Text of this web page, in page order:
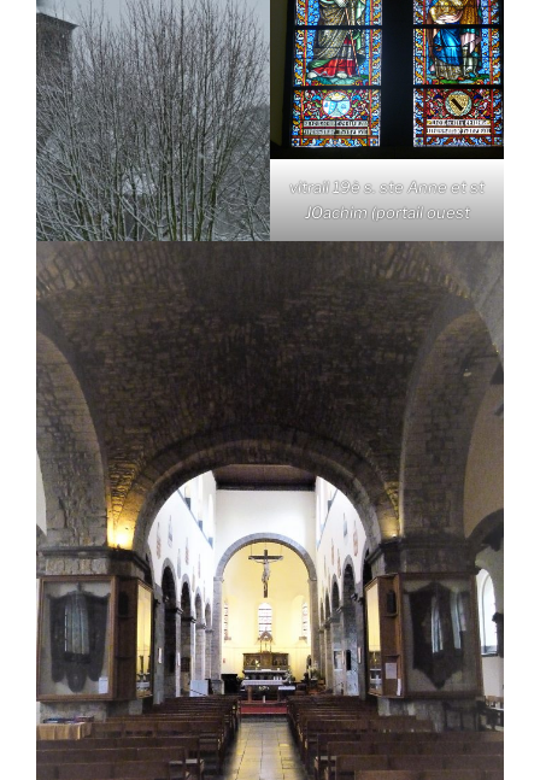
vitrail 19è s. ste Anne et st
JOachim (portail ouest